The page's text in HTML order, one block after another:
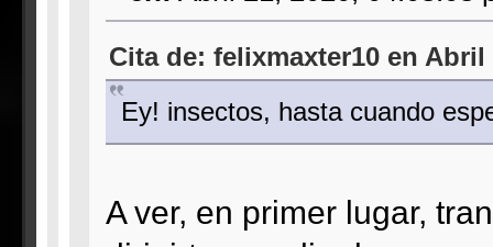
Cita de: felixmaxter10 en Abril
Ey! insectos, hasta cuando
A ver, en primer lugar,